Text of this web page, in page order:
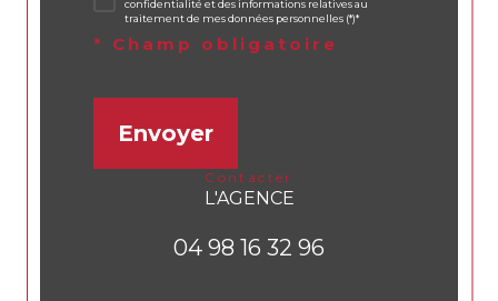
confidentialité et des informations relatives au
traitement de mes données personnelles (*)*
* Champ obligatoire
Envoyer
contacter
L'AGENCE
04 98 16 32 96